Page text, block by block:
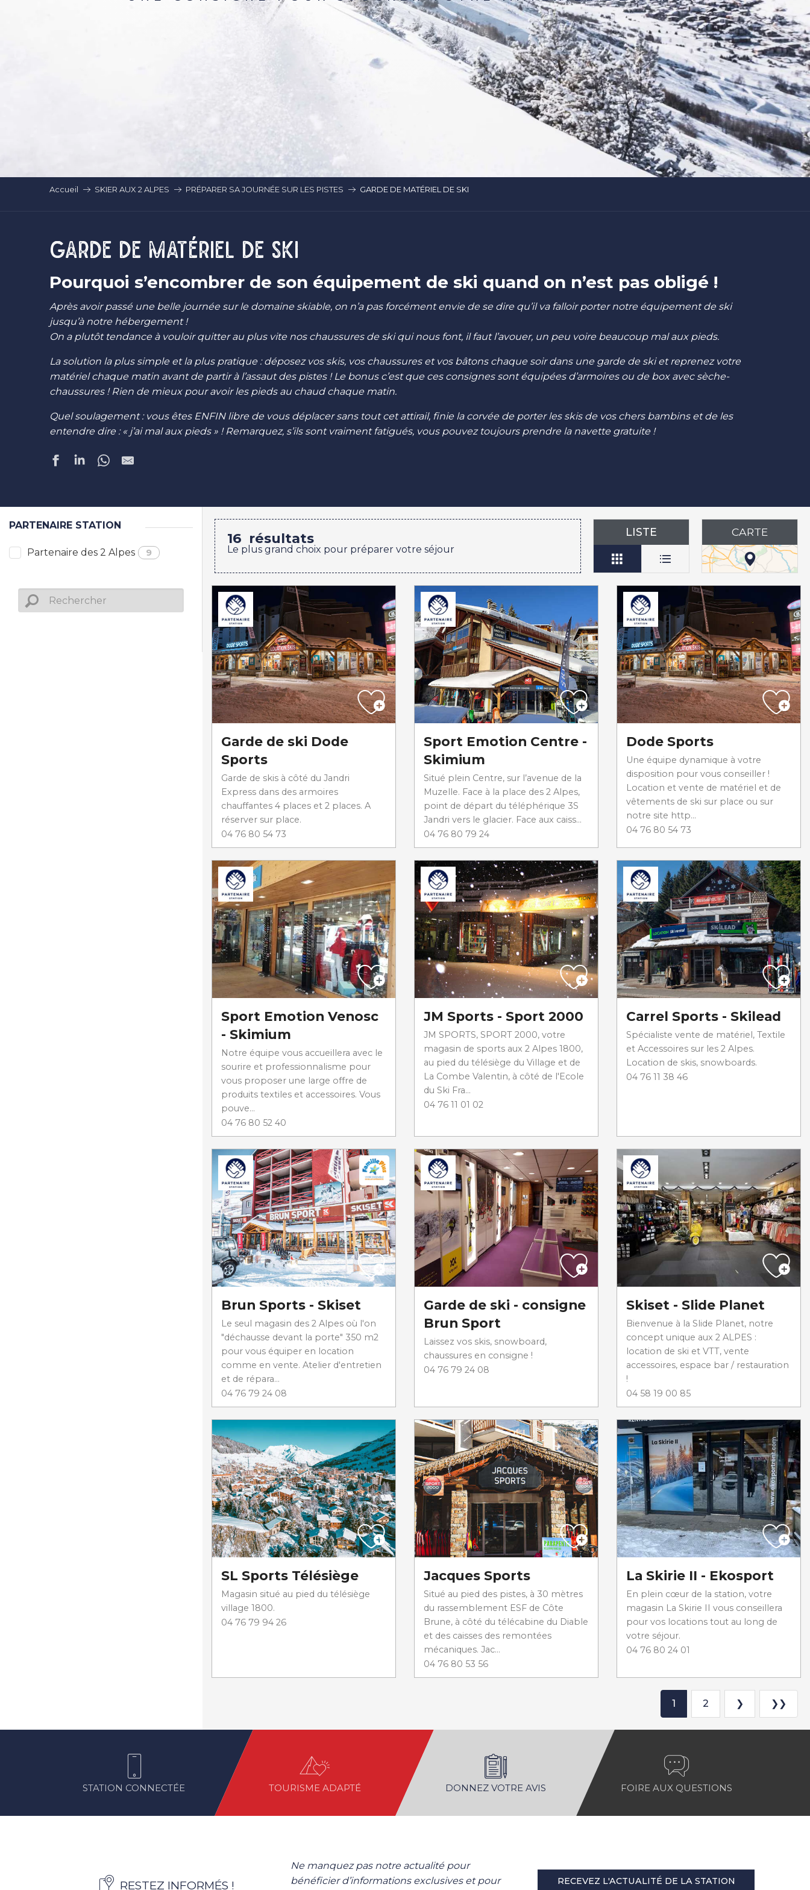
Accueil SKIER AUX 2 ALPES PRÉPARER SA JOURNÉE SUR LES PISTES GARDE DE MATÉRIEL DE SKI
GARDE DE MATÉRIEL DE SKI
Pourquoi s’encombrer de son équipement de ski quand on n’est pas obligé !
Après avoir passé une belle journée sur le domaine skiable, on n’a pas forcément envie de se dire qu’il va falloir porter notre équipement de ski
jusqu’à notre hébergement !
On a plutôt tendance à vouloir quitter au plus vite nos chaussures de ski qui nous font, il faut l’avouer, un peu voire beaucoup mal aux pieds.
La solution la plus simple et la plus pratique : déposez vos skis, vos chaussures et vos bâtons chaque soir dans une garde de ski et reprenez votre
matériel chaque matin avant de partir à l’assaut des pistes ! Le bonus c’est que ces consignes sont équipées d’armoires ou de box avec sèche-
chaussures ! Rien de mieux pour avoir les pieds au chaud chaque matin.
Quel soulagement : vous êtes ENFIN libre de vous déplacer sans tout cet attirail, finie la corvée de porter les skis de vos chers bambins et de les
entendre dire : « j’ai mal aux pieds » ! Remarquez, s’ils sont vraiment fatigués, vous pouvez toujours prendre la navette gratuite !
PARTENAIRE STATION
Partenaire des 2 Alpes 9
16 résultats
Le plus grand choix pour préparer votre séjour
LISTE CARTE
Garde de ski Dode
Sports
Garde de skis à côté du Jandri
Express dans des armoires
chauffantes 4 places et 2 places. A
réserver sur place.
04 76 80 54 73
Sport Emotion Centre -
Skimium
Situé plein Centre, sur l’avenue de la
Muzelle. Face à la place des 2 Alpes,
point de départ du téléphérique 3S
Jandri vers le glacier. Face aux caiss...
04 76 80 79 24
Dode Sports
Une équipe dynamique à votre
disposition pour vous conseiller !
Location et vente de matériel et de
vêtements de ski sur place ou sur
notre site http...
04 76 80 54 73
Sport Emotion Venosc
- Skimium
Notre équipe vous accueillera avec le
sourire et professionnalisme pour
vous proposer une large offre de
produits textiles et accessoires. Vous
pouve...
04 76 80 52 40
JM Sports - Sport 2000
JM SPORTS, SPORT 2000, votre
magasin de sports aux 2 Alpes 1800,
au pied du télésiège du Village et de
La Combe Valentin, à côté de l'Ecole
du Ski Fra...
04 76 11 01 02
Carrel Sports - Skilead
Spécialiste vente de matériel, Textile
et Accessoires sur les 2 Alpes.
Location de skis, snowboards.
04 76 11 38 46
Brun Sports - Skiset
Le seul magasin des 2 Alpes où l'on
"déchausse devant la porte" 350 m2
pour vous équiper en location
comme en vente. Atelier d'entretien
et de répara...
04 76 79 24 08
Garde de ski - consigne
Brun Sport
Laissez vos skis, snowboard,
chaussures en consigne !
04 76 79 24 08
Skiset - Slide Planet
Bienvenue à la Slide Planet, notre
concept unique aux 2 ALPES :
location de ski et VTT, vente
accessoires, espace bar / restauration
!
04 58 19 00 85
SL Sports Télésiège
Magasin situé au pied du télésiège
village 1800.
04 76 79 94 26
Jacques Sports
Situé au pied des pistes, à 30 mètres
du rassemblement ESF de Côte
Brune, à côté du télécabine du Diable
et des caisses des remontées
mécaniques. Jac...
04 76 80 53 56
La Skirie II - Ekosport
En plein cœur de la station, votre
magasin La Skirie II vous conseillera
pour vos locations tout au long de
votre séjour.
04 76 80 24 01
1 2 ❯ ❯❯
STATION CONNECTÉE TOURISME ADAPTÉ DONNEZ VOTRE AVIS FOIRE AUX QUESTIONS
RESTEZ INFORMÉS !
Ne manquez pas notre actualité pour
bénéficier d’informations exclusives et pour
RECEVEZ L'ACTUALITÉ DE LA STATION